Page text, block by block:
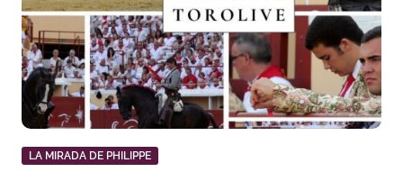
LA MIRADA DE PHILIPPE